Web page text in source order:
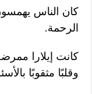
كان الناس
الرحمة.
كانت إيلارا
وقلبًا مثقوبًا